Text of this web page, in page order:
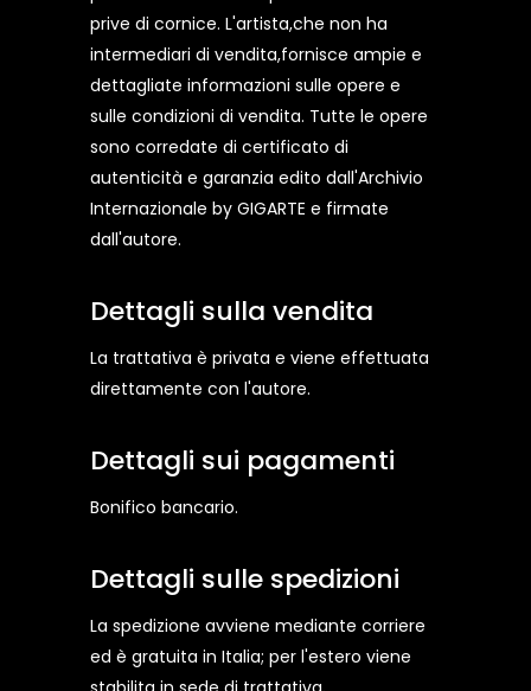
prive di cornice. L'artista,che non ha
intermediari di vendita,fornisce ampie e
dettagliate informazioni sulle opere e
sulle condizioni di vendita. Tutte le opere
sono corredate di certificato di
autenticità e garanzia edito dall'Archivio
Internazionale by GIGARTE e firmate
dall'autore.
Dettagli sulla vendita
La trattativa è privata e viene effettuata
direttamente con l'autore.
Dettagli sui pagamenti
Bonifico bancario.
Dettagli sulle spedizioni
La spedizione avviene mediante corriere
ed è gratuita in Italia; per l'estero viene